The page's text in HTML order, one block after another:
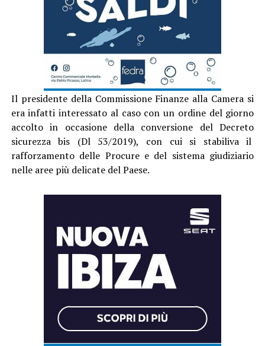
Il presidente della Commissione Finanze alla Camera si
era infatti interessato al caso con un ordine del giorno
accolto in occasione della conversione del Decreto
sicurezza bis (Dl 53/2019), con cui si stabiliva il
rafforzamento delle Procure e del sistema giudiziario
nelle aree più delicate del Paese.